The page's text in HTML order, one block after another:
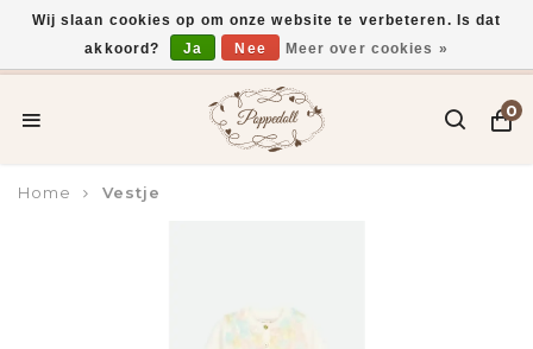
Voor 15:00 uur besteld, vandaag verzonden*
0
Home Vestje
Wij slaan cookies op om onze website te verbeteren. Is dat
akkoord?
Ja Nee Meer over cookies »